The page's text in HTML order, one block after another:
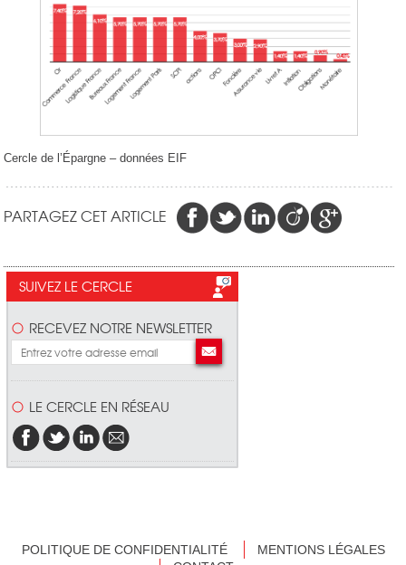
Cercle de l’Épargne – données EIF
PARTAGEZ CET ARTICLE
SUIVEZ LE CERCLE
RECEVEZ NOTRE NEWSLETTER
LE CERCLE EN RÉSEAU
POLITIQUE DE CONFIDENTIALITÉ
MENTIONS LÉGALES